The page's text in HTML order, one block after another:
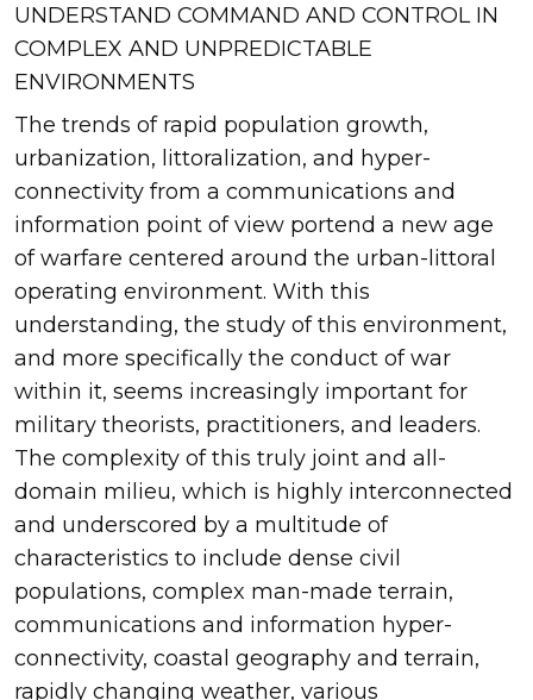
UNDERSTAND COMMAND AND CONTROL IN
COMPLEX AND UNPREDICTABLE
ENVIRONMENTS
The trends of rapid population growth,
urbanization, littoralization, and hyper-
connectivity from a communications and
information point of view portend a new age
of warfare centered around the urban-littoral
operating environment. With this
understanding, the study of this environment,
and more specifically the conduct of war
within it, seems increasingly important for
military theorists, practitioners, and leaders.
The complexity of this truly joint and all-
domain milieu, which is highly interconnected
and underscored by a multitude of
characteristics to include dense civil
populations, complex man-made terrain,
communications and information hyper-
connectivity, coastal geography and terrain,
rapidly changing weather, various